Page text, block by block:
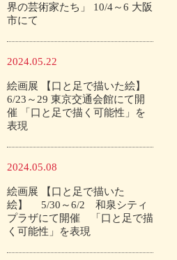
界の芸術家たち」 10/4～6 大阪
市にて
2024.05.22
絵画展 【口と足で描いた絵】
6/23～29 東京交通会館にて開
催 「口と足で描く可能性」を
表現
2024.05.08
絵画展 【口と足で描いた
絵】 5/30～6/2 和泉シティ
プラザにて開催 「口と足で描
く可能性」を表現